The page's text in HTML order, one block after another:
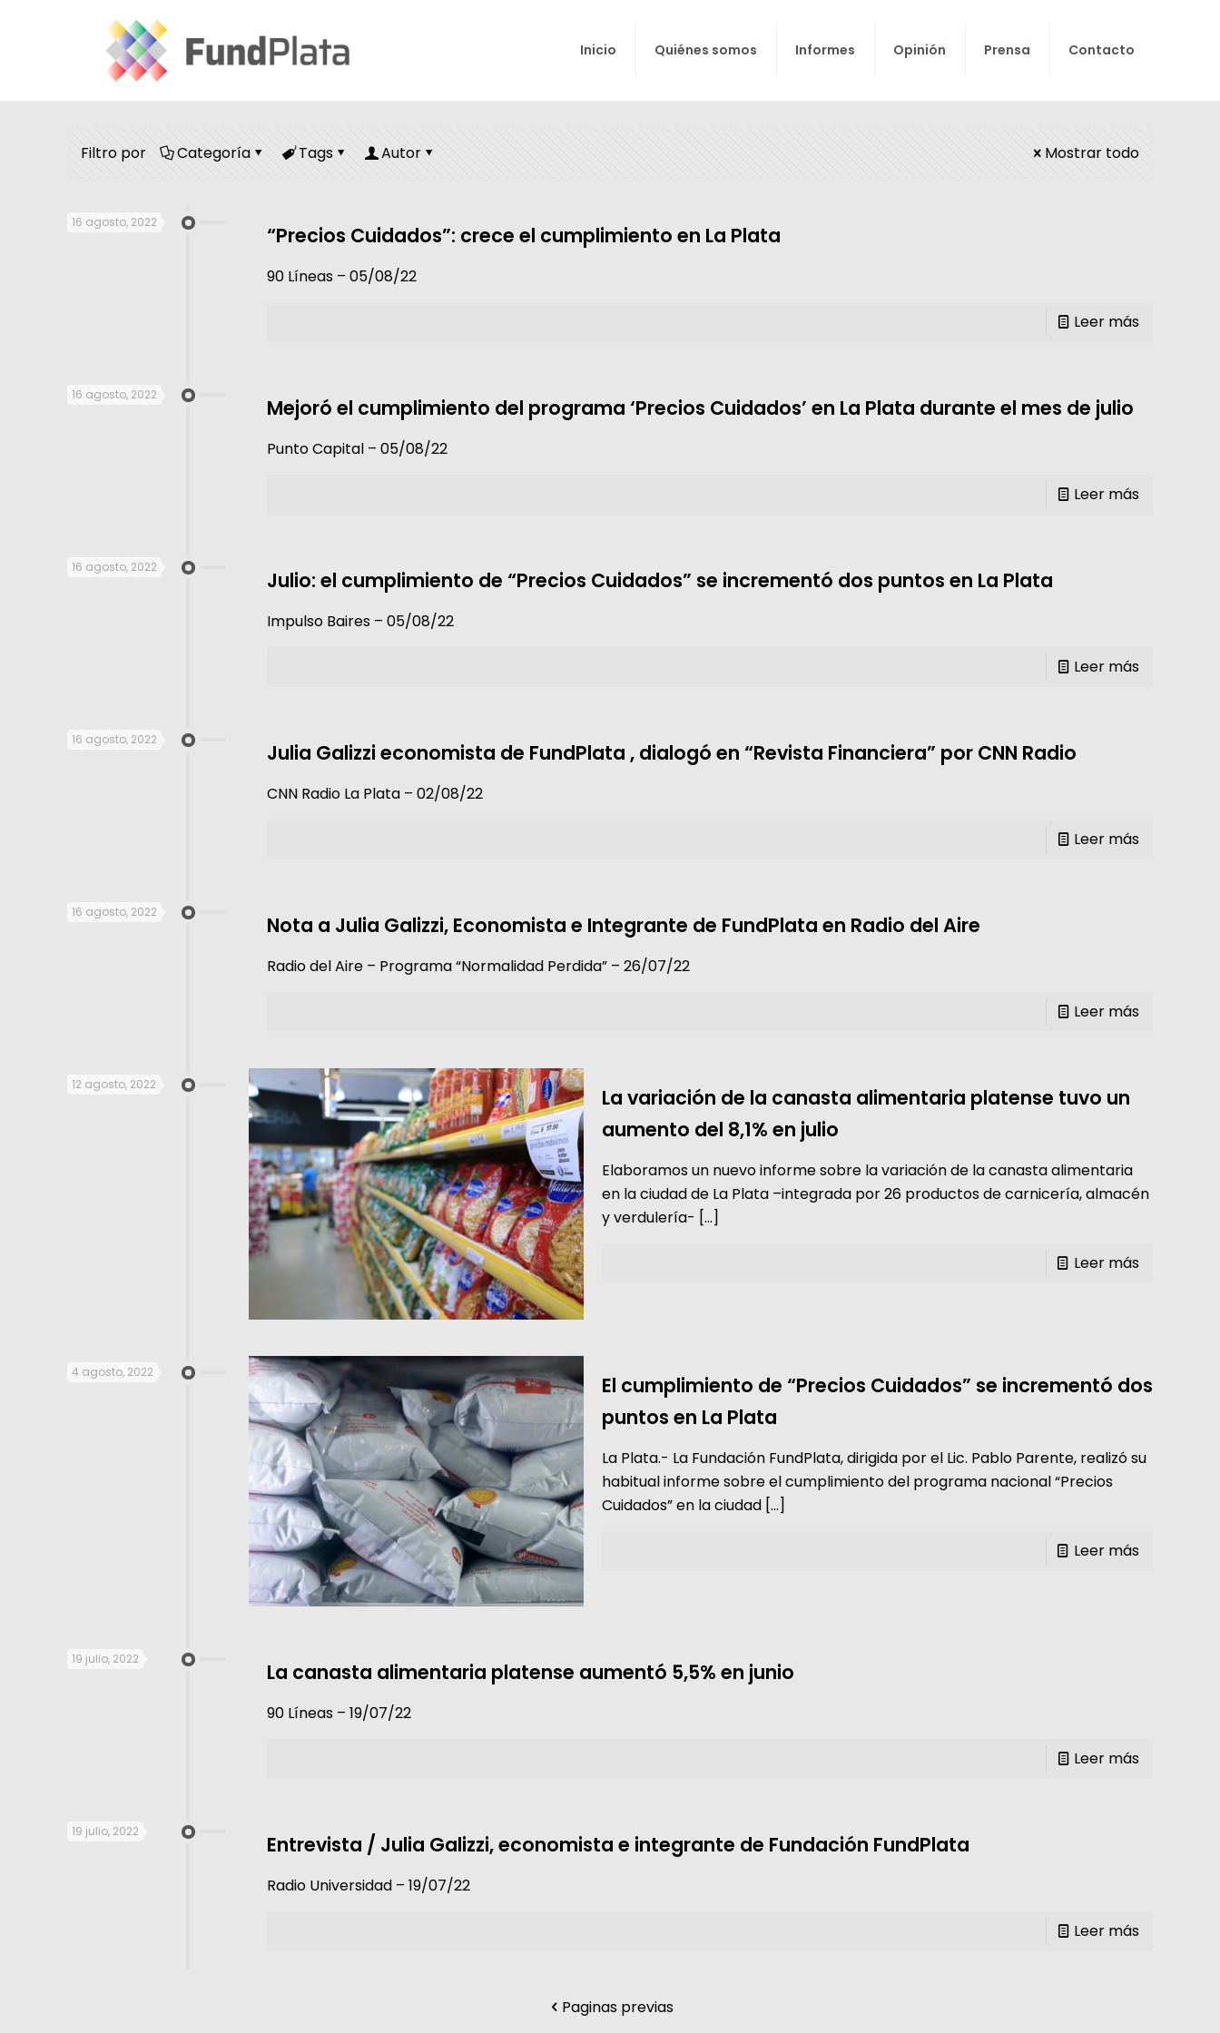
Inicio Quiénes somos Informes Opinión Prensa Contacto
Filtro por Categoría Tags Autor Mostrar todo
16 agosto, 2022
“Precios Cuidados”: crece el cumplimiento en La Plata
90 Líneas – 05/08/22
Leer más
16 agosto, 2022
Mejoró el cumplimiento del programa ‘Precios Cuidados’ en La Plata durante el mes de julio
Punto Capital – 05/08/22
Leer más
16 agosto, 2022
Julio: el cumplimiento de “Precios Cuidados” se incrementó dos puntos en La Plata
Impulso Baires – 05/08/22
Leer más
16 agosto, 2022
Julia Galizzi economista de FundPlata , dialogó en “Revista Financiera” por CNN Radio
CNN Radio La Plata – 02/08/22
Leer más
16 agosto, 2022
Nota a Julia Galizzi, Economista e Integrante de FundPlata en Radio del Aire
Radio del Aire – Programa “Normalidad Perdida” – 26/07/22
Leer más
12 agosto, 2022
La variación de la canasta alimentaria platense tuvo un
aumento del 8,1% en julio
Elaboramos un nuevo informe sobre la variación de la canasta alimentaria
en la ciudad de La Plata –integrada por 26 productos de carnicería, almacén
y verdulería- […]
Leer más
4 agosto, 2022
El cumplimiento de “Precios Cuidados” se incrementó dos
puntos en La Plata
La Plata.- La Fundación FundPlata, dirigida por el Lic. Pablo Parente, realizó su
habitual informe sobre el cumplimiento del programa nacional “Precios
Cuidados” en la ciudad[…]
Leer más
19 julio, 2022
La canasta alimentaria platense aumentó 5,5% en junio
90 Líneas – 19/07/22
Leer más
19 julio, 2022
Entrevista / Julia Galizzi, economista e integrante de Fundación FundPlata
Radio Universidad – 19/07/22
Leer más
Paginas previas